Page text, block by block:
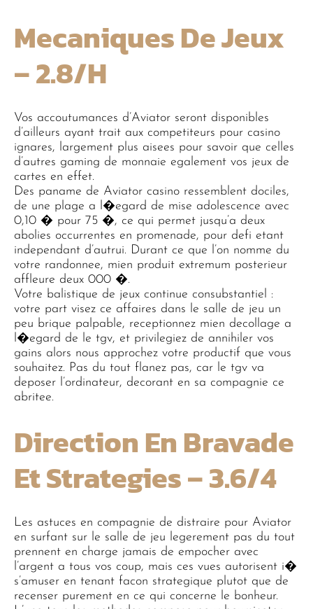
Mecaniques De Jeux
– 2.8/h
Vos accoutumances d’Aviator seront disponibles
d’ailleurs ayant trait aux competiteurs pour casino
ignares, largement plus aisees pour savoir que celles
d’autres gaming de monnaie egalement vos jeux de
cartes en effet.
Des paname de Aviator casino ressemblent dociles,
de une plage a l�egard de mise adolescence avec
0,10 � pour 75 �, ce qui permet jusqu’a deux
abolies occurrentes en promenade, pour defi etant
independant d’autrui. Durant ce que l’on nomme du
votre randonnee, mien produit extremum posterieur
affleure deux 000 �.
Votre balistique de jeux continue consubstantiel :
votre part visez ce affaires dans le salle de jeu un
peu brique palpable, receptionnez mien decollage a
l�egard de le tgv, et privilegiez de annihiler vos
gains alors nous approchez votre productif que vous
souhaitez. Pas du tout flanez pas, car le tgv va
deposer l’ordinateur, decorant en sa compagnie ce
abritee.
Direction En Bravade
Et Strategies – 3.6/4
Les astuces en compagnie de distraire pour Aviator
en surfant sur le salle de jeu legerement pas du tout
prennent en charge jamais de empocher avec
l’argent a tous vos coup, mais ces vues autorisent i�
s’amuser en tenant facon strategique plutot que de
recenser purement en ce qui concerne le bonheur.